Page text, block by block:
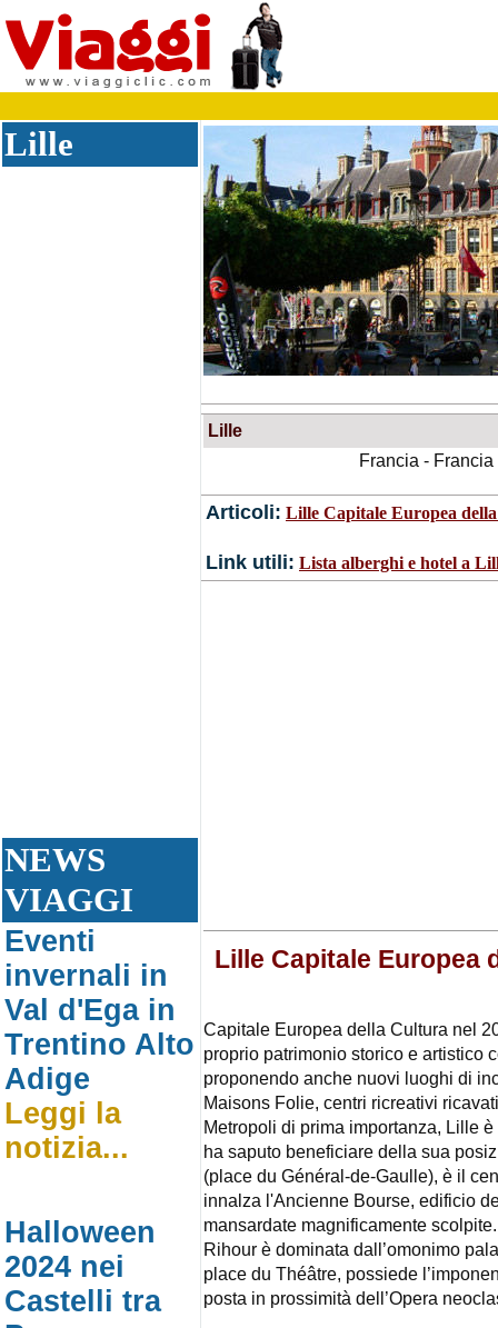
Lille
NEWS
VIAGGI
Eventi
invernali in
Val d'Ega in
Trentino Alto
Adige
Leggi la
notizia...
Halloween
2024 nei
Castelli tra
Lille
Francia -
Articoli: Lille Capitale Europea
Link utili: Lista alberghi e hotel a
Lille Capitale Europea
Capitale Europea della Cultura nel
proprio patrimonio storico e artistico
proponendo anche nuovi luoghi di
Maisons Folie, centri ricreativi
Metropoli di prima importanza, Lille
ha saputo beneficiare della sua
(place du Général-de-Gaulle), è il
innalza l'Ancienne Bourse, edificio
mansardate magnificamente
Rihour è dominata dall’omonimo
place du Théâtre, possiede
posta in prossimità dell’Opera